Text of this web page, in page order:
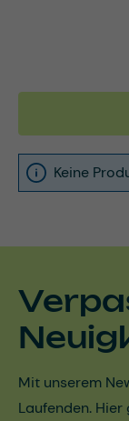
Keine
Mit unserem
Laufenden.